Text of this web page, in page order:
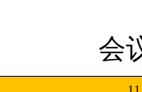
会